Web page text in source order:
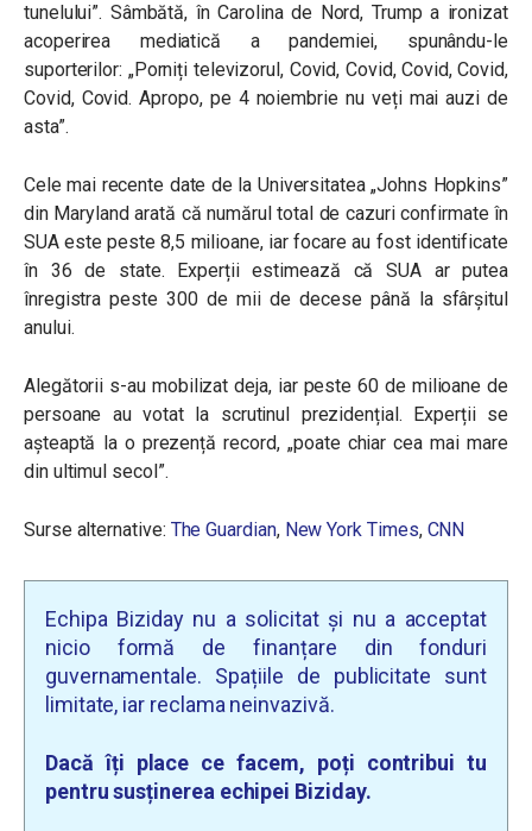
tunelului”. Sâmbătă, în Carolina de Nord, Trump a ironizat
acoperirea mediatică a pandemiei, spunându-le
suporterilor: „Porniți televizorul, Covid, Covid, Covid, Covid,
Covid, Covid. Apropo, pe 4 noiembrie nu veți mai auzi de
asta”.
Cele mai recente date de la Universitatea „Johns Hopkins”
din Maryland arată că numărul total de cazuri confirmate în
SUA este peste 8,5 milioane, iar focare au fost identificate
în 36 de state. Experții estimează că SUA ar putea
înregistra peste 300 de mii de decese până la sfârșitul
anului.
Alegătorii s-au mobilizat deja, iar peste 60 de milioane de
persoane au votat la scrutinul prezidențial. Experții se
așteaptă la o prezență record, „poate chiar cea mai mare
din ultimul secol”.
Surse alternative: The Guardian, New York Times, CNN
Echipa Biziday nu a solicitat și nu a acceptat
nicio formă de finanțare din fonduri
guvernamentale. Spațiile de publicitate sunt
limitate, iar reclama neinvazivă.
Dacă îți place ce facem, poți contribui tu
pentru susținerea echipei Biziday.